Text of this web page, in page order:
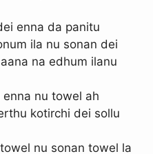
enna da panitu
ila nu sonan dei
na edhum ilanu
nu towel ah
kotirchi dei sollu
nu sonan towel la